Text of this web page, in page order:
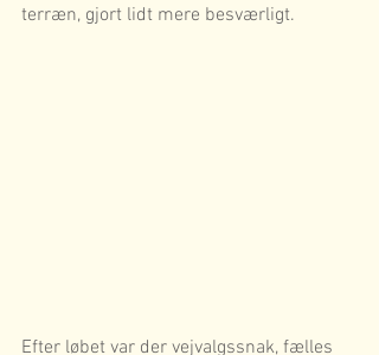
terræn, gjort lidt mere besværligt.
Efter løbet var der vejvalgssnak, fælles